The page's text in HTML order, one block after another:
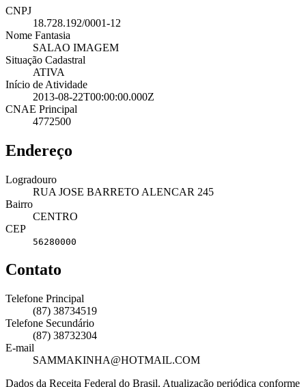
CNPJ
18.728.192/0001-12
Nome Fantasia
SALAO IMAGEM
Situação Cadastral
ATIVA
Início de Atividade
2013-08-22T00:00:00.000Z
CNAE Principal
4772500
Endereço
Logradouro
RUA JOSE BARRETO ALENCAR 245
Bairro
CENTRO
CEP
56280000
Contato
Telefone Principal
(87) 38734519
Telefone Secundário
(87) 38732304
E-mail
SAMMAKINHA@HOTMAIL.COM
Dados da Receita Federal do Brasil. Atualização periódica conforme